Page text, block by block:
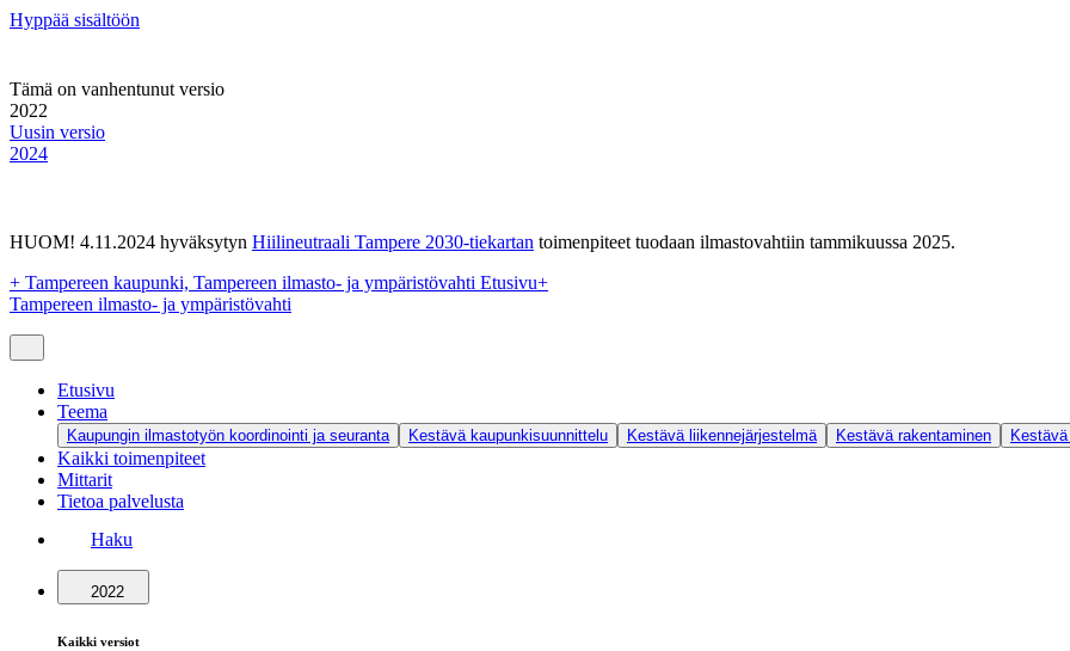
Hyppää sisältöön
Tämä on vanhentunut versio
2022
Uusin versio
2024
HUOM! 4.11.2024 hyväksytyn Hiilineutraali Tampere 2030-tiekartan toimenpiteet tuodaan ilmastovahtiin tammikuussa 2025.
+ Tampereen kaupunki, Tampereen ilmasto- ja ympäristövahti Etusivu+
Tampereen ilmasto- ja ympäristövahti
Etusivu
Teema
Kaupungin ilmastotyön koordinointi ja seuranta Kestävä kaupunkisuunnittelu Kestävä liikennejärjestelmä Kestävä rakentaminen
Kaikki toimenpiteet
Mittarit
Tietoa palvelusta
Haku
2022
Kaikki versiot